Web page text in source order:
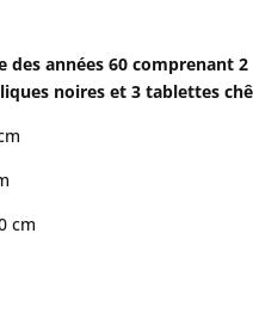
des années 60 comprenant 2
noires et 3 tablettes
cm